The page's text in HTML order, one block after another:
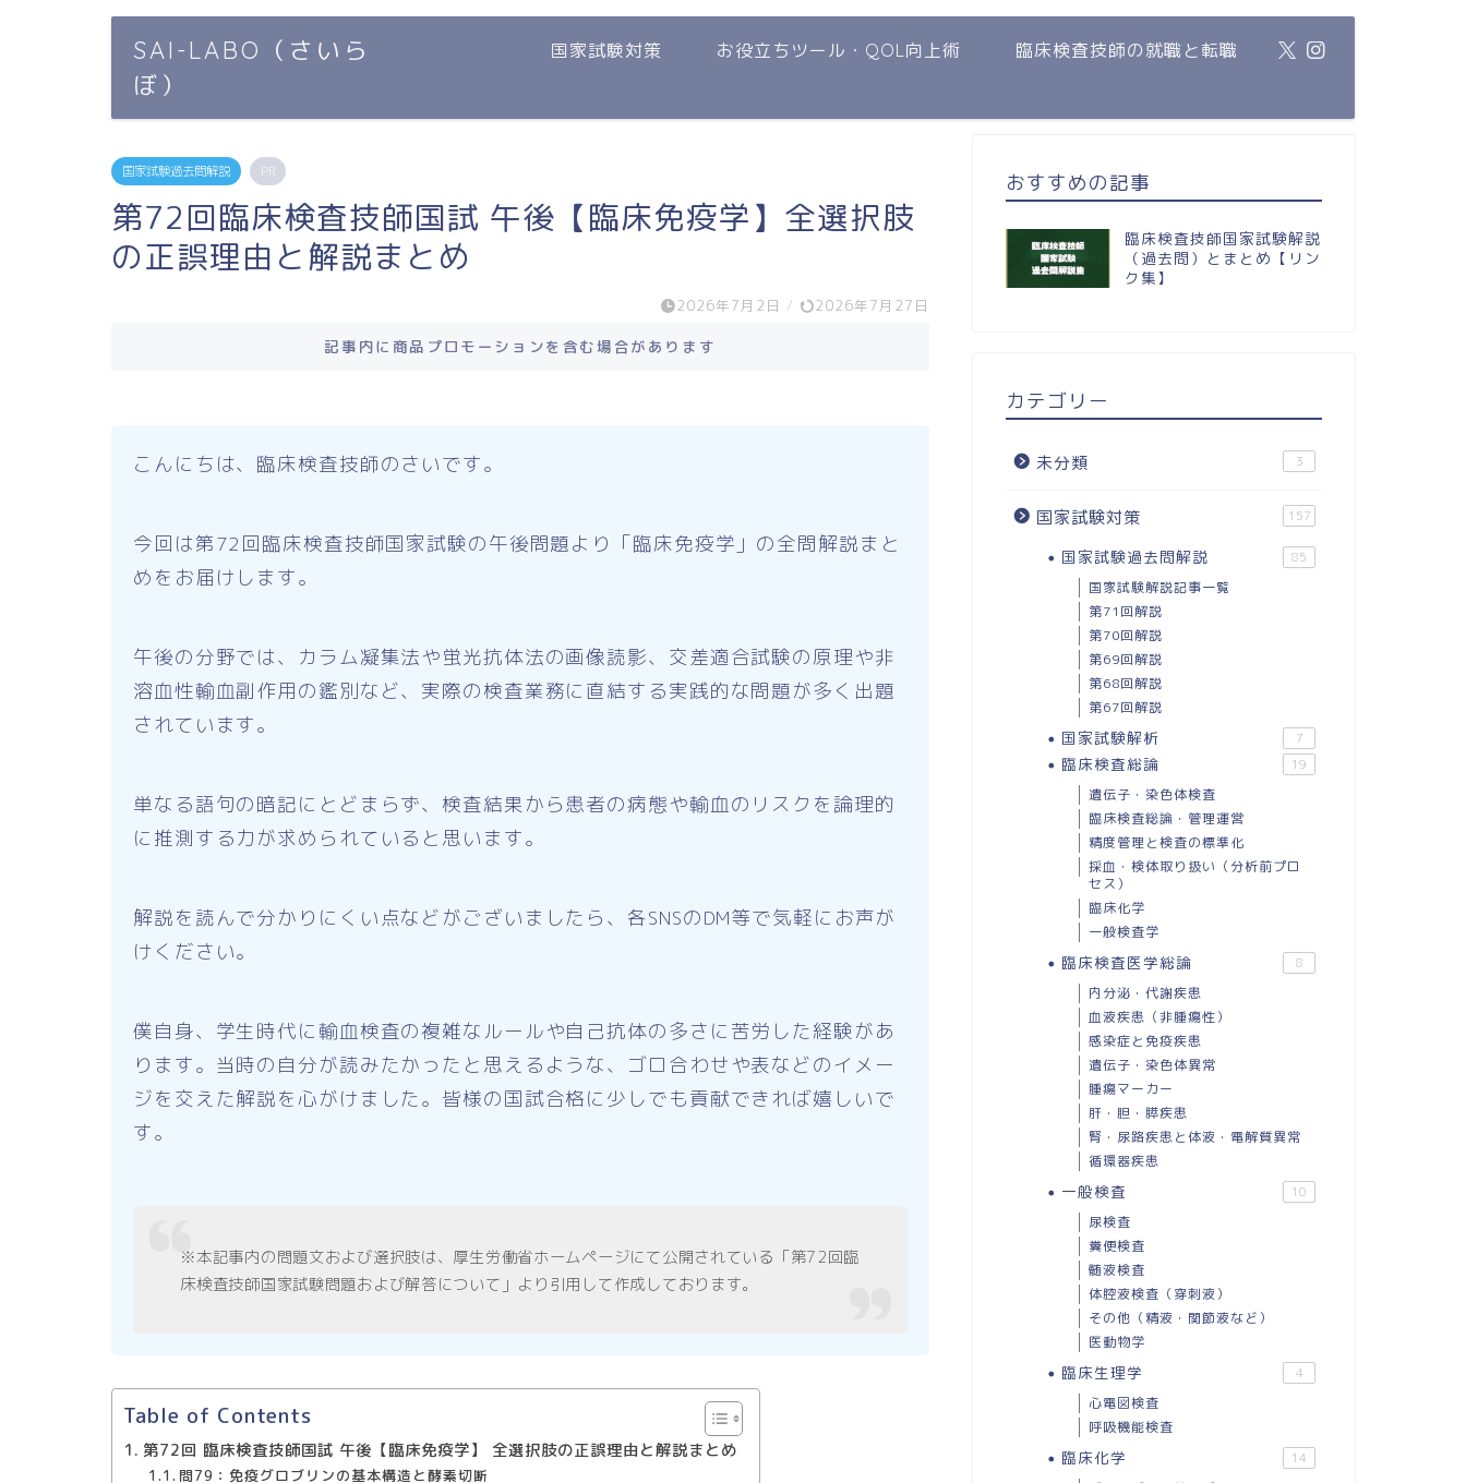
SAI-LABO（さいら
ぼ）
国家試験対策 お役立ちツール・QOL向上術 臨床検査技師の就職と転職
国家試験過去問解説 PR
第72回臨床検査技師国試 午後【臨床免疫学】全選択肢
の正誤理由と解説まとめ
2026年7月2日 / 2026年7月27日
記事内に商品プロモーションを含む場合があります
こんにちは、臨床検査技師のさいです。
今回は第72回臨床検査技師国家試験の午後問題より「臨床免疫学」の全問解説まと
めをお届けします。
午後の分野では、カラム凝集法や蛍光抗体法の画像読影、交差適合試験の原理や非
溶血性輸血副作用の鑑別など、実際の検査業務に直結する実践的な問題が多く出題
されています。
単なる語句の暗記にとどまらず、検査結果から患者の病態や輸血のリスクを論理的
に推測する力が求められていると思います。
解説を読んで分かりにくい点などがございましたら、各SNSのDM等で気軽にお声が
けください。
僕自身、学生時代に輸血検査の複雑なルールや自己抗体の多さに苦労した経験があ
ります。当時の自分が読みたかったと思えるような、ゴロ合わせや表などのイメー
ジを交えた解説を心がけました。皆様の国試合格に少しでも貢献できれば嬉しいで
す。
※本記事内の問題文および選択肢は、厚生労働省ホームページにて公開されている「第72回臨
床検査技師国家試験問題および解答について」より引用して作成しております。
Table of Contents
第72回 臨床検査技師国試 午後【臨床免疫学】 全選択肢の正誤理由と解説まとめ
問79：免疫グロブリンの基本構造と酵素切断
おすすめの記事
臨床検査技師国家試験解説
（過去問）とまとめ【リン
ク集】
カテゴリー
未分類 3
国家試験対策 157
国家試験過去問解説 85
国家試験解説記事一覧
第71回解説
第70回解説
第69回解説
第68回解説
第67回解説
国家試験解析 7
臨床検査総論 19
遺伝子・染色体検査
臨床検査総論・管理運営
精度管理と検査の標準化
採血・検体取り扱い（分析前プロ
セス）
臨床化学
一般検査学
臨床検査医学総論 8
内分泌・代謝疾患
血液疾患（非腫瘍性）
感染症と免疫疾患
遺伝子・染色体異常
腫瘍マーカー
肝・胆・膵疾患
腎・尿路疾患と体液・電解質異常
循環器疾患
一般検査 10
尿検査
糞便検査
髄液検査
体腔液検査（穿刺液）
その他（精液・関節液など）
医動物学
臨床生理学 4
心電図検査
呼吸機能検査
臨床化学 14